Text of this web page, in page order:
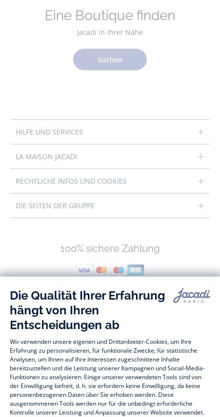
Eine Boutique finden
Jacadi in Ihrer Nähe
Suchen
HILFE UND SERVICES
LA MAISON JACADI
RECHTLICHE INFOS UND COOKIES
DIE SEITEN DER GRUPPE
100% sichere Zahlung
Folgen Sie uns
Facebook
Jacadi
Paris
Tiktok
Jacadi
Paris
Jacadi
Paris
Jacadi
Paris
Baby- und Kindermode vom Feinsten für Mädchen und Jungen: Auf der
Jacadi Paris Webseite finden Sie eine vielfältige Auswahl an
Kinderbekleidung und
Kinderschuhen , die sich durch zeitlose Eleganz
auszeichnen. Entdecken Sie beispielsweise unsere Kollektionen an
Bodys, Blusen, Stramplern, Kleidern und vieles andere mehr für
T-Shirts, Pullover, Shorts fürKleinkinderund Hosen, Socken und
Accessoires fürKinderim Alter zwischen 1 Monat und 12 Jahren. Für die